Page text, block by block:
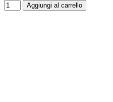
Aggiungi al carrello